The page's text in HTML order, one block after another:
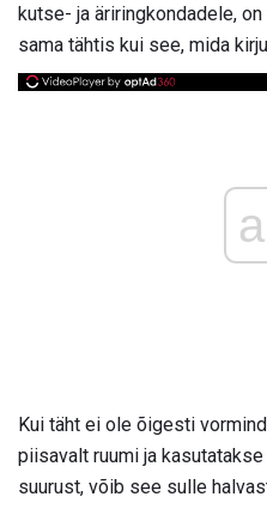
kutse- ja äriringkondadele,
sama tähtis kui see, mida
Kui täht ei ole õigesti
piisavalt ruumi ja
suurust, võib see sulle